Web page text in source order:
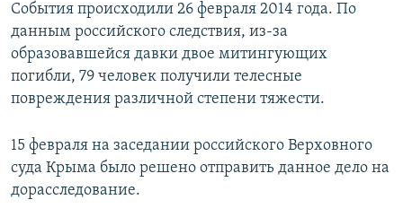
События происходили 26 февраля 2014 года. По
данным российского следствия, из-за
образовавшейся давки двое митингующих
погибли, 79 человек получили телесные
повреждения различной степени тяжести.
15 февраля на заседании российского Верховного
суда Крыма было решено отправить данное дело на
дорасследование.